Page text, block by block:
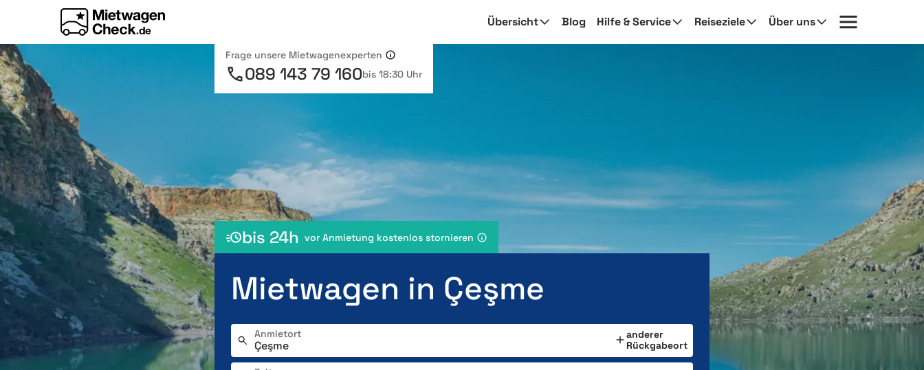
Übersicht Blog Hilfe & Service Reiseziele Über uns
Frage unsere Mietwagenexperten
089 143 79 160bis 18:30 Uhr
bis 24h vor Anmietung kostenlos stornieren
Mietwagen in Çeşme
Anmietort
anderer
Rückgabeort